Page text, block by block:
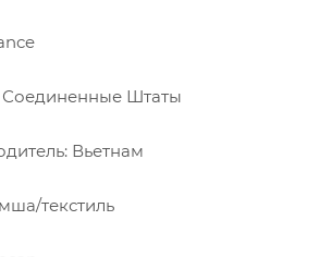
Штаты
Вьетнам
текстиль